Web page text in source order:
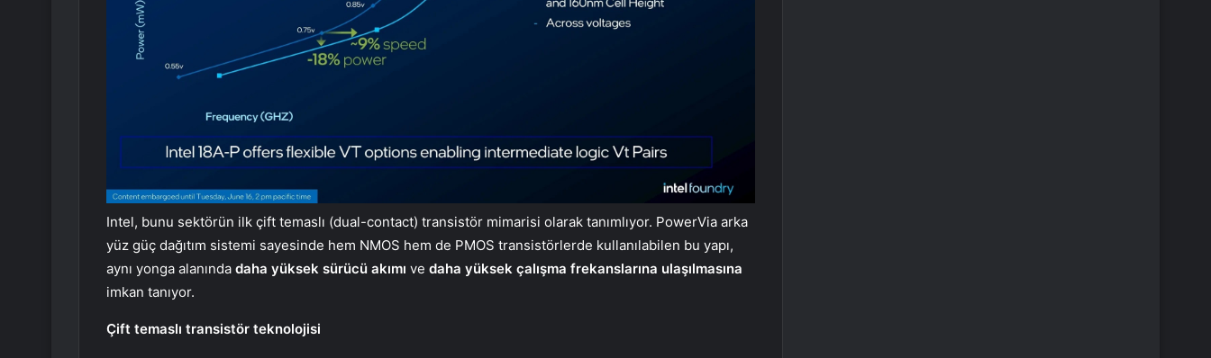
Intel, bunu sektörün ilk çift temaslı (dual-contact) transistör mimarisi olarak tanımlıyor. PowerVia arka
yüz güç dağıtım sistemi sayesinde hem NMOS hem de PMOS transistörlerde kullanılabilen bu yapı,
aynı yonga alanında daha yüksek sürücü akımı ve daha yüksek çalışma frekanslarına ulaşılmasına
imkan tanıyor.
Çift temaslı transistör teknolojisi